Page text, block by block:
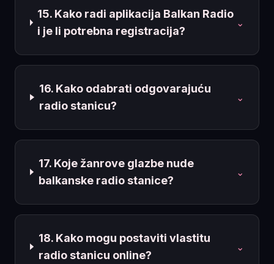
15. Kako radi aplikacija Balkan Radio
i je li potrebna registracija?
⌄
16. Kako odabrati odgovarajuću
radio stanicu?
⌄
17. Koje žanrove glazbe nude
balkanske radio stanice?
⌄
18. Kako mogu postaviti vlastitu
radio stanicu online?
⌄